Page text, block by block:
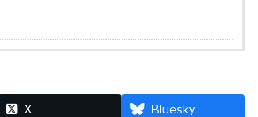
X
Bluesky